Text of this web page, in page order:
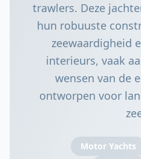
trawlers. Deze
hun robuuste
zeewaardigheid
interieurs, vaak
wensen van de
ontworpen voor
Motor Yachts